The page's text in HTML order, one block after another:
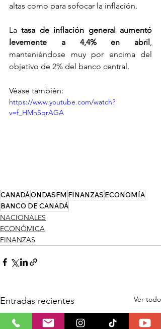
altas como para sofocar la inflación.
La tasa de inflación general aumentó
levemente a 4,4% en abril
manteniéndose muy por encima del
objetivo de 2% del banco central.
Véase también:
https://www.youtube.com/watch?
v=f_HMhSqrAGA
CANADÁONDASFM FINANZAS ECONOMÍA
BANCO DE CANADÁ
NACIONALES
ECONÓMICA
FINANZAS
Entradas recientes Ver todo